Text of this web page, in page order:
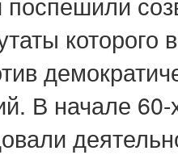
которого
В начале